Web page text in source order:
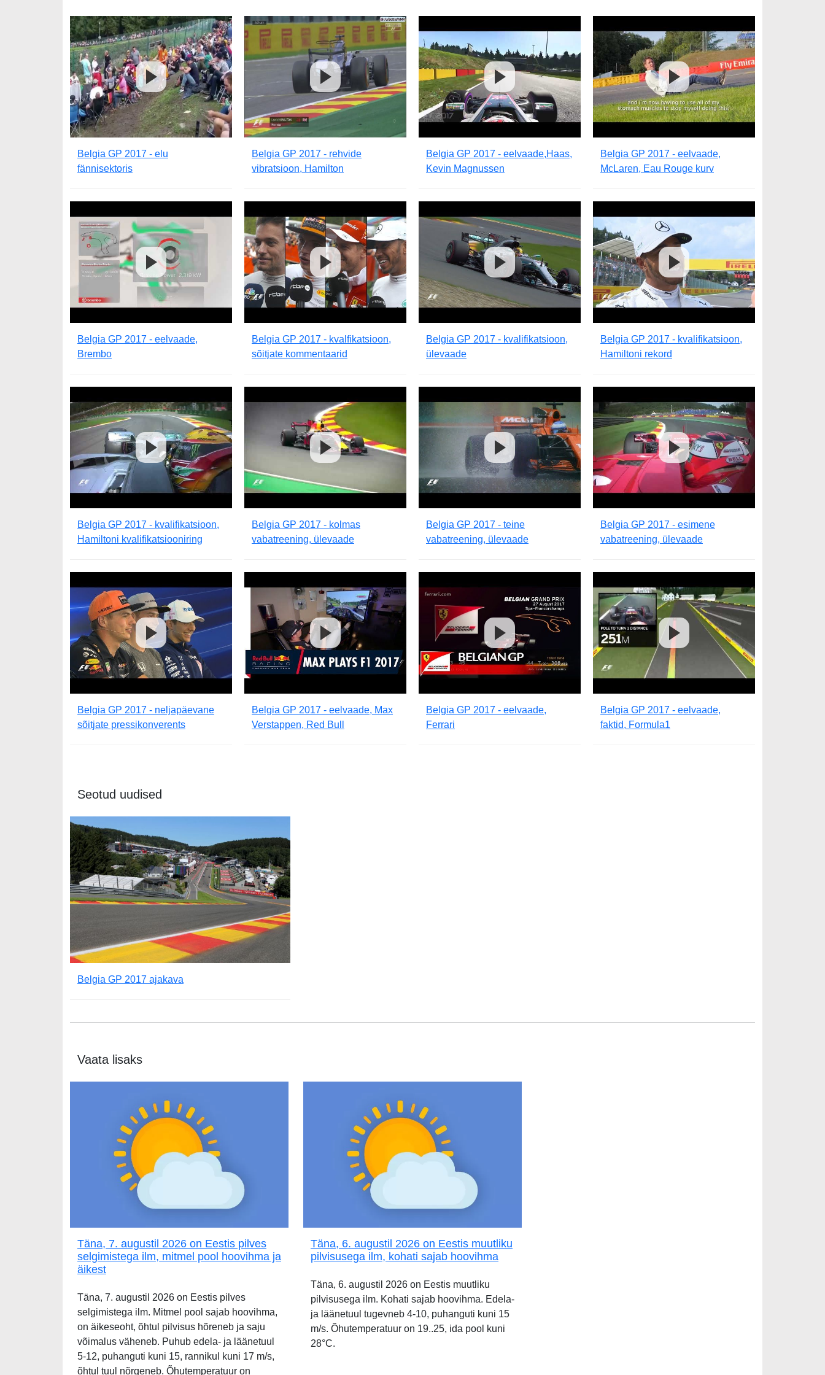
Belgia GP 2017 - elu
fännisektoris
Belgia GP 2017 - rehvide
vibratsioon, Hamilton
Belgia GP 2017 - eelvaade,Haas,
Kevin Magnussen
Belgia GP 2017 - eelvaade,
McLaren, Eau Rouge kurv
Belgia GP 2017 - eelvaade,
Brembo
Belgia GP 2017 - kvalfikatsioon,
sõitjate kommentaarid
Belgia GP 2017 - kvalifikatsioon,
ülevaade
Belgia GP 2017 - kvalifikatsioon,
Hamiltoni rekord
Belgia GP 2017 - kvalifikatsioon,
Hamiltoni kvalifikatsiooniring
Belgia GP 2017 - kolmas
vabatreening, ülevaade
Belgia GP 2017 - teine
vabatreening, ülevaade
Belgia GP 2017 - esimene
vabatreening, ülevaade
Belgia GP 2017 - neljapäevane
sõitjate pressikonverents
Belgia GP 2017 - eelvaade, Max
Verstappen, Red Bull
Belgia GP 2017 - eelvaade,
Ferrari
Belgia GP 2017 - eelvaade,
faktid, Formula1
Seotud uudised
Belgia GP 2017 ajakava
Vaata lisaks
Täna, 7. augustil 2026 on Eestis pilves
selgimistega ilm, mitmel pool hoovihma ja
äikest
Täna, 7. augustil 2026 on Eestis pilves
selgimistega ilm. Mitmel pool sajab hoovihma,
on äikeseoht, õhtul pilvisus hõreneb ja saju
võimalus väheneb. Puhub edela- ja läänetuul
5-12, puhanguti kuni 15, rannikul kuni 17 m/s,
õhtul tuul nõrgeneb. Õhutemperatuur on
Täna, 6. augustil 2026 on Eestis muutliku
pilvisusega ilm, kohati sajab hoovihma
Täna, 6. augustil 2026 on Eestis muutliku
pilvisusega ilm. Kohati sajab hoovihma. Edela-
ja läänetuul tugevneb 4-10, puhanguti kuni 15
m/s. Õhutemperatuur on 19..25, ida pool kuni
28°C.